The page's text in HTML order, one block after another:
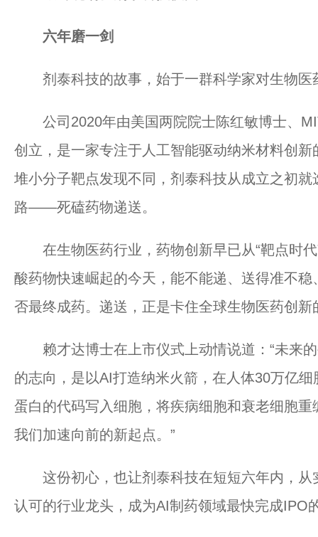
六年磨一剑
剂泰科技的故事，始于一群科学家对生物医
公司2020年由美国两院院士陈红敏博士、
创立，是一家专注于人工智能驱动纳米材料创
堆小分子靶点发现不同，剂泰科技从成立之初
路——死磕药物递送。
在生物医药行业，药物创新早已从“靶点时代
酸药物快速崛起的今天，能不能递、送得准不
否最终成药。递送，正是卡住全球生物医药创新
赖才达博士在上市仪式上动情说道：“未来的
的志向，是以AI打造纳米火箭，在人体30万亿
蛋白的代码写入细胞，将疾病细胞和衰老细胞
我们加速向前的新起点。”
这份初心，也让剂泰科技在短短六年内，从
认可的行业龙头，成为AI制药领域最快完成IPO